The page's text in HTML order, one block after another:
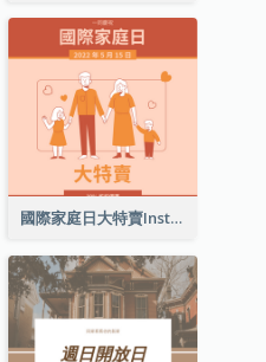
國際家庭日大特賣Instagram帖子